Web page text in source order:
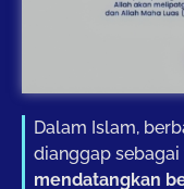
Dalam Islam,
dianggap
mendatangkan